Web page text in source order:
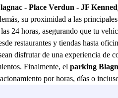
- Place Verdun - JF
su proximidad a las
24 horas, asegurando que tu
restaurantes y tiendas hasta
disfrutar de una experiencia de
Finalmente, el parking
por horas, días o